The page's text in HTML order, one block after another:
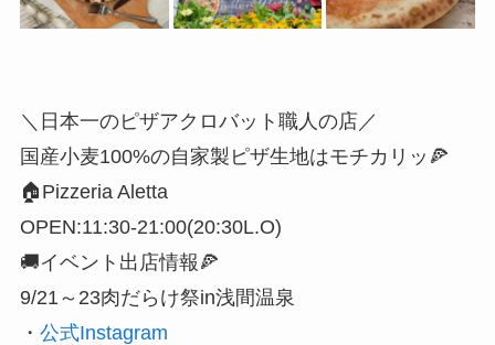
＼日本一のピザアクロバット職人の店／
国産小麦100%の自家製ピザ生地はモチカリッ🍕
⁡🏠Pizzeria Aletta
OPEN:11:30-21:00(20:30L.O)
🚚イベント出店情報🍕
9/21～23肉だらけ祭in浅間温泉
・ 公式Instagram